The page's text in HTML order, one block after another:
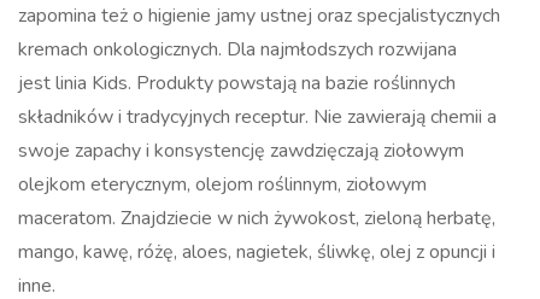
zapomina też o higienie jamy ustnej oraz specjalistycznych
kremach onkologicznych. Dla najmłodszych rozwijana
jest linia Kids. Produkty powstają na bazie roślinnych
składników i tradycyjnych receptur. Nie zawierają chemii a
swoje zapachy i konsystencję zawdzięczają ziołowym
olejkom eterycznym, olejom roślinnym, ziołowym
maceratom. Znajdziecie w nich żywokost, zieloną herbatę,
mango, kawę, różę, aloes, nagietek, śliwkę, olej z opuncji i
inne.